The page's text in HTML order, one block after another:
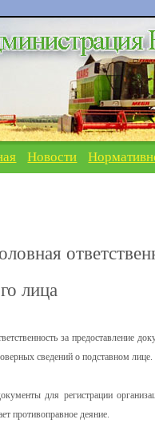
Новости
лица
за предоставление
сведений о подставном лице.
для регистрации
противоправное деяние.